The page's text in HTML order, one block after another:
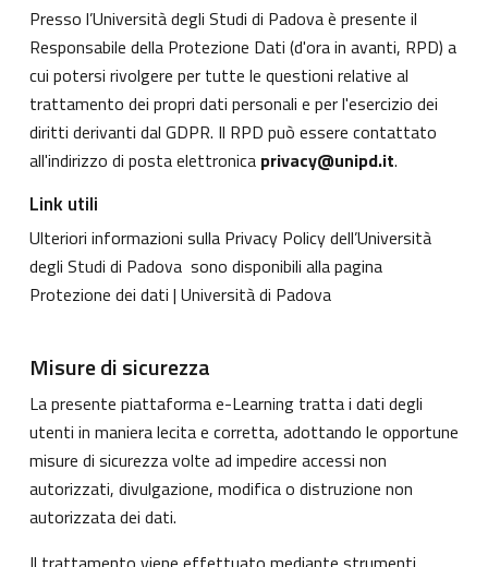
Presso l’Università degli Studi di Padova è presente il
Responsabile della Protezione Dati (d'ora in avanti, RPD) a
cui potersi rivolgere per tutte le questioni relative al
trattamento dei propri dati personali e per l'esercizio dei
diritti derivanti dal GDPR. Il RPD può essere contattato
all'indirizzo di posta elettronica privacy@unipd.it.
Link utili
Ulteriori informazioni sulla Privacy Policy dell’Università
degli Studi di Padova sono disponibili alla pagina
Protezione dei dati | Università di Padova
Misure di sicurezza
La presente piattaforma e-Learning tratta i dati degli
utenti in maniera lecita e corretta, adottando le opportune
misure di sicurezza volte ad impedire accessi non
autorizzati, divulgazione, modifica o distruzione non
autorizzata dei dati.